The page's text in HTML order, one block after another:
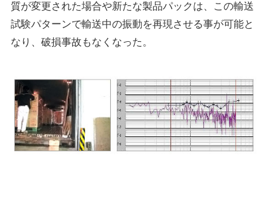
質が変更された場合や新たな製品パックは、この輸送
試験パターンで輸送中の振動を再現させる事が可能と
なり、破損事故もなくなった。